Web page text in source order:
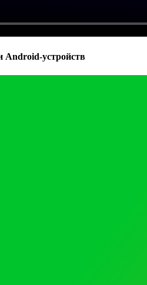
Android-устройств